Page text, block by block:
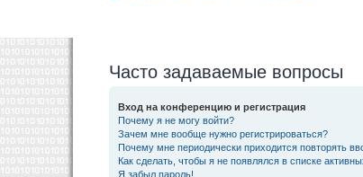
Часто задаваемые вопросы
Вход на конференцию и регистрация
Почему я не могу войти?
Зачем мне вообще нужно регистрироваться?
Почему мне периодически приходится повторять
Как сделать, чтобы я не появлялся в списке
Я забыл пароль!